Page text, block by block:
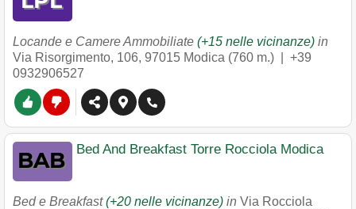
Locande e Camere Ammobiliate (+15 nelle vicinanze) in
Via Risorgimento, 106, 97015 Modica (760 m.) | +39
0932906527
Bed And Breakfast Torre Rocciola Modica
Bed e Breakfast(+20 nelle vicinanze) in Via Rocciola